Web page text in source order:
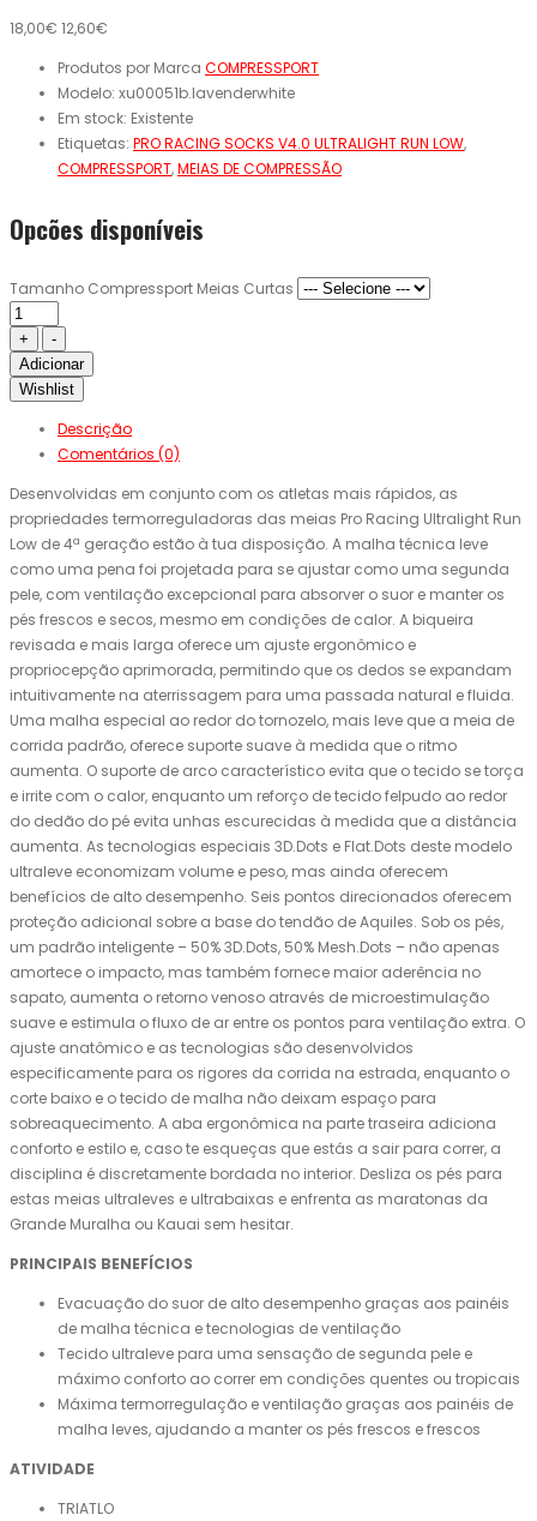
18,00€ 12,60€
Produtos por Marca COMPRESSPORT
Modelo: xu00051b.lavenderwhite
Em stock: Existente
Etiquetas: PRO RACING SOCKS V4.0 ULTRALIGHT RUN LOW,
COMPRESSPORT,MEIAS DE COMPRESSÃO
Opcões disponíveis
Tamanho Compressport Meias Curtas
Adicionar
Wishlist
Descrição
Comentários (0)
Desenvolvidas em conjunto com os atletas mais rápidos, as
propriedades termorreguladoras das meias Pro Racing Ultralight Run
Low de 4ª geração estão à tua disposição. A malha técnica leve
como uma pena foi projetada para se ajustar como uma segunda
pele, com ventilação excepcional para absorver o suor e manter os
pés frescos e secos, mesmo em condições de calor. A biqueira
revisada e mais larga oferece um ajuste ergonômico e
propriocepção aprimorada, permitindo que os dedos se expandam
intuitivamente na aterrissagem para uma passada natural e fluida.
Uma malha especial ao redor do tornozelo, mais leve que a meia de
corrida padrão, oferece suporte suave à medida que o ritmo
aumenta. O suporte de arco característico evita que o tecido se torça
e irrite com o calor, enquanto um reforço de tecido felpudo ao redor
do dedão do pé evita unhas escurecidas à medida que a distância
aumenta. As tecnologias especiais 3D.Dots e Flat.Dots deste modelo
ultraleve economizam volume e peso, mas ainda oferecem
benefícios de alto desempenho. Seis pontos direcionados oferecem
proteção adicional sobre a base do tendão de Aquiles. Sob os pés,
um padrão inteligente – 50% 3D.Dots, 50% Mesh.Dots – não apenas
amortece o impacto, mas também fornece maior aderência no
sapato, aumenta o retorno venoso através de microestimulação
suave e estimula o fluxo de ar entre os pontos para ventilação extra. O
ajuste anatômico e as tecnologias são desenvolvidos
especificamente para os rigores da corrida na estrada, enquanto o
corte baixo e o tecido de malha não deixam espaço para
sobreaquecimento. A aba ergonômica na parte traseira adiciona
conforto e estilo e, caso te esqueças que estás a sair para correr, a
disciplina é discretamente bordada no interior. Desliza os pés para
estas meias ultraleves e ultrabaixas e enfrenta as maratonas da
Grande Muralha ou Kauai sem hesitar.
PRINCIPAIS BENEFÍCIOS
Evacuação do suor de alto desempenho graças aos painéis
de malha técnica e tecnologias de ventilação
Tecido ultraleve para uma sensação de segunda pele e
máximo conforto ao correr em condições quentes ou tropicais
Máxima termorregulação e ventilação graças aos painéis de
malha leves, ajudando a manter os pés frescos e frescos
ATIVIDADE
TRIATLO